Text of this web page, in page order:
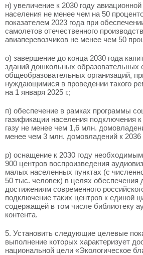
н) увеличение к 2030 году
населения не менее чем на 50
показателем 2023 года при
самолетов отечественного
авиаперевозчиков не менее чем 50
о) завершение до конца 2030 года
зданий дошкольных образовательных
общеобразовательных организаций,
нуждающимися в проведении такого
на 1 января 2025 г.;
п) обеспечение в рамках программы
газификации населения подключения
газу не менее чем 1,6 млн.
менее чем 3 млн. домовладений к 2036
р) оснащение к 2030 году
900 центров воспроизведения
малых населенных пунктах (с
50 тыс. человек) в целях обеспечения
достижениям современного
подключение таких центров к единой
содержащей в том числе библиотеку
контента.
5. Установить следующие целевые
выполнение которых характеризует
национальной цели «Экологическое